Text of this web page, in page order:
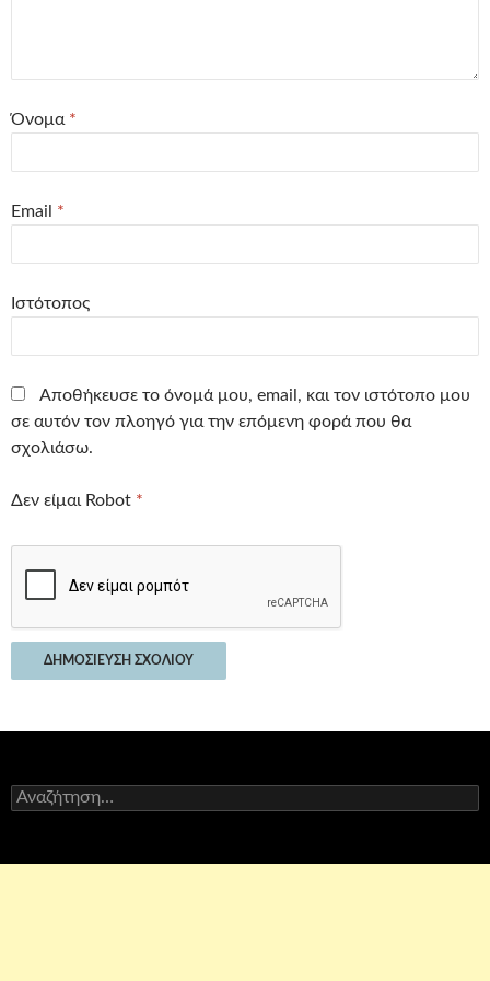
Όνομα *
Email *
Ιστότοπος
Αποθήκευσε το όνομά μου, email, και τον ιστότοπο μου
σε αυτόν τον πλοηγό για την επόμενη φορά που θα
σχολιάσω.
Δεν είμαι Robot *
Αναζήτηση
για: